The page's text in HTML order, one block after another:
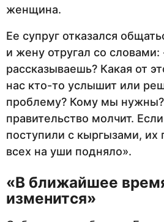
женщина.
Ее супруг отказался
и жену отругал со
рассказываешь? Какая от
нас кто-то услышит или
проблему? Кому мы
правительство молчит.
поступили с кыргызами, их
всех на уши подняло».
«В ближайшее
изменится»